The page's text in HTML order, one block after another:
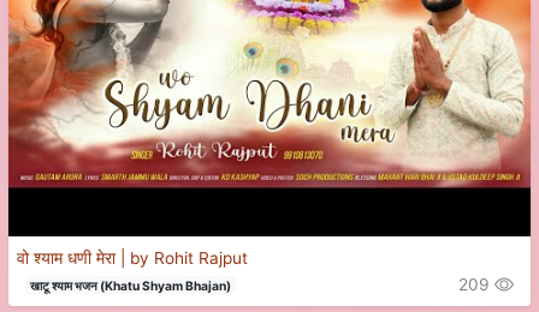
वो श्याम धणी मेरा | by Rohit Rajput
खाटू श्याम भजन (Khatu Shyam Bhajan) 209